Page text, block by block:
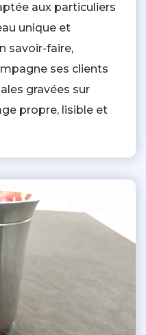
aux particuliers
unique et
savoir-faire,
ses clients
gravées sur
propre, lisible et